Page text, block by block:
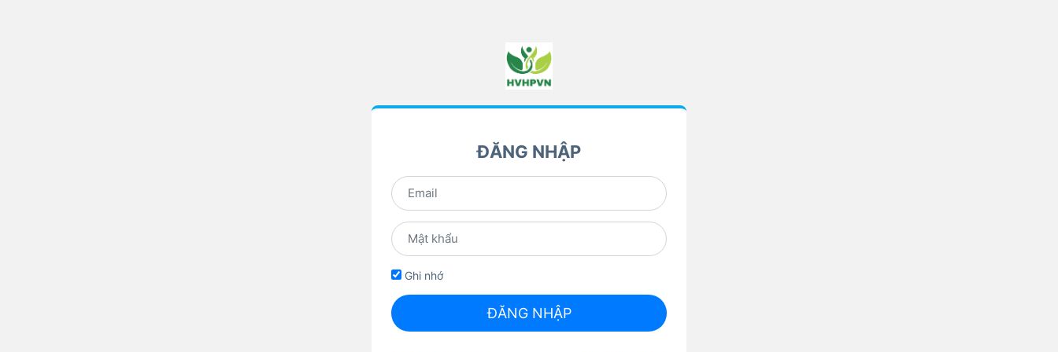
ĐĂNG NHẬP
Ghi nhớ
ĐĂNG NHẬP